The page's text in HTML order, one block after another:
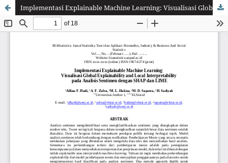
Implementasi Explainable Machine Learning: Visualisasi Global Explainability and Local Interpretability pada Analisis Sentimen dengan SHAP dan LIME